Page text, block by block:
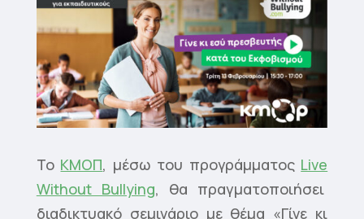
Το ΚΜΟΠ, μέσω του προγράμματος Live
Without Bullying, θα πραγματοποιήσει
διαδικτυακό σεμινάριο με θέμα «Γίνε κι